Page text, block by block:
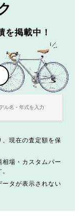
を掲載中！
現在の査定額を保
場・カスタムパー
タが表示されない